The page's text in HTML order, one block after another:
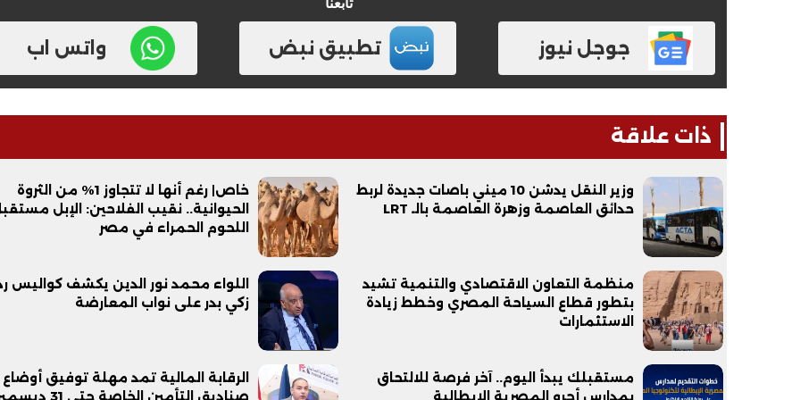
جوجل نيوز تطبيق نبض واتس اب
ذات علاقة
وزير النقل يدشن 10 ميني باصات جديدة لربط
حدائق العاصمة وزهرة العاصمة بالـ LRT
خاص| رغم أنها لا تتجاوز 1% من الثروة
الحيوانية.. نقيب الفلاحين: الإبل
اللحوم الحمراء في مصر
منظمة التعاون الاقتصادي والتنمية تشيد
بتطور قطاع السياحة المصري وخطط زيادة
الاستثمارات
اللواء محمد نور الدين يكشف كواليس
زكي بدر على نواب المعارضة
مستقبلك يبدأ اليوم.. آخر فرصة للالتحاق
بمدارس أجرو المصرية الإيطالية
الرقابة المالية تمد مهلة توفيق أوضاع
صناديق التأمين الخاصة حتى 31
الوداع الأخير.. دفن جثامين الضحايا
الأربعة بقرية السعدية في الفيوم
فيديو
افتتاح أكبر صرح ديني في القوصية..
تحفة معمارية بتكلفة تجاوزت 20
مليون جنيه
فيديو
عماد سائق التريلا مع والدته بعد
تصدره التريند| فيديو